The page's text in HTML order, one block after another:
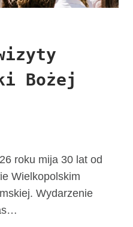
Bożej
roku mija 30 lat od
Wielkopolskim
Wydarzenie